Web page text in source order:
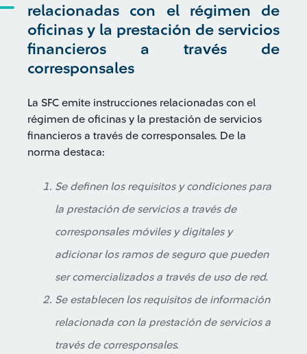
relacionadas con el régimen de
oficinas y la prestación de servicios
financieros a través de
corresponsales
La SFC emite instrucciones relacionadas con el
régimen de oficinas y la prestación de servicios
financieros a través de corresponsales. De la
norma destaca:
Se definen los requisitos y condiciones para
la prestación de servicios a través de
corresponsales móviles y digitales y
adicionar los ramos de seguro que pueden
ser comercializados a través de uso de red.
Se establecen los requisitos de información
relacionada con la prestación de servicios a
través de corresponsales.